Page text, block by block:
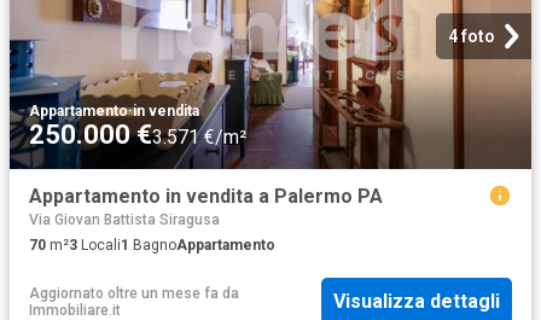
4 foto
Appartamento·in vendita
250.000 €3.571 €/m²
Appartamento in vendita a Palermo PA
Via Giovan Battista Siragusa
70 m²3 Locali1 BagnoAppartamento
Aggiornato oltre un mese fa da
Immobiliare.it
Visualizza dettagli